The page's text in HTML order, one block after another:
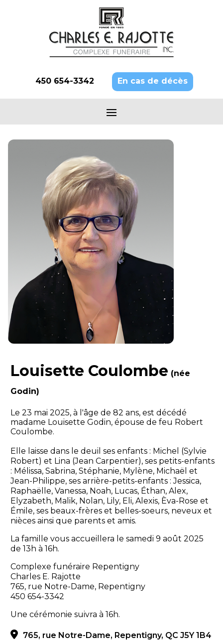
450 654-3342 En cas de décès
Louisette Coulombe (née
Godin)
Le 23 mai 2025, à l'âge de 82 ans, est décédé
madame Louisette Godin, épouse de feu Robert
Coulombe.
Elle laisse dans le deuil ses enfants : Michel (Sylvie
Robert) et Lina (Jean Carpentier), ses petits-enfants
: Mélissa, Sabrina, Stéphanie, Mylène, Michaël et
Jean-Philippe, ses arrière-petits-enfants : Jessica,
Raphaëlle, Vanessa, Noah, Lucas, Éthan, Alex,
Elyzabeth, Malik, Nolan, Lily, Eli, Alexis, Èva-Rose et
Émile, ses beaux-frères et belles-soeurs, neveux et
nièces ainsi que parents et amis.
La famille vous accueillera le samedi 9 août 2025
de 13h à 16h.
Complexe funéraire Repentigny
Charles E. Rajotte
765, rue Notre-Dame, Repentigny
450 654-3342
Une cérémonie suivra à 16h.
765, rue Notre-Dame, Repentigny, QC J5Y 1B4